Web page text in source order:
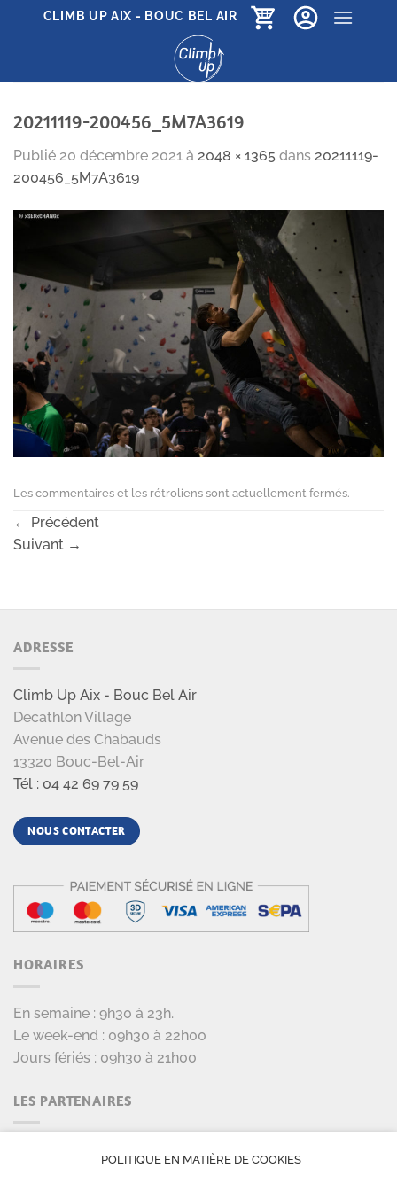
PasserCLIMB UP AIX - BOUC BEL AIR
20211119-200456_5M7A3619
Publié 20 décembre 2021 à 2048 × 1365 dans 20211119-
200456_5M7A3619
Les commentaires et les rétroliens sont actuellement fermés.
← Précédent
Suivant →
ADRESSE
Climb Up Aix - Bouc Bel Air
Decathlon Village
Avenue des Chabauds
13320 Bouc-Bel-Air
Tél : 04 42 69 79 59
NOUS CONTACTER
HORAIRES
En semaine : 9h30 à 23h.
Le week-end : 09h30 à 22h00
Jours fériés : 09h30 à 21h00
LES PARTENAIRES
POLITIQUE EN MATIÈRE DE COOKIES